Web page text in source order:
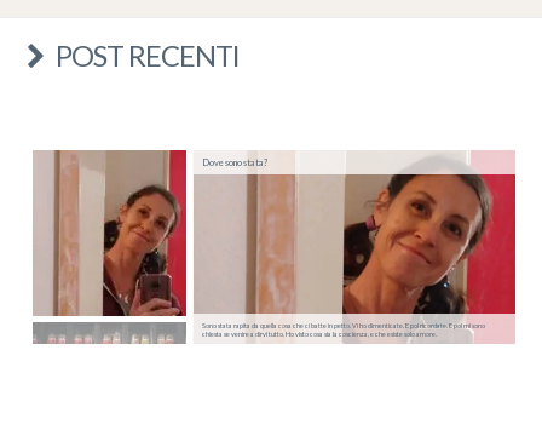
POST RECENTI
Sono stata rapita da quella cosa che ci batte in petto. Vi ho dimenticate. E poi ricordate. E poi mi sono
chiesta se venire a dirvi tutto. Ho visto cosa sia la coscienza, e che esiste solo amore.
Dove sono stata?